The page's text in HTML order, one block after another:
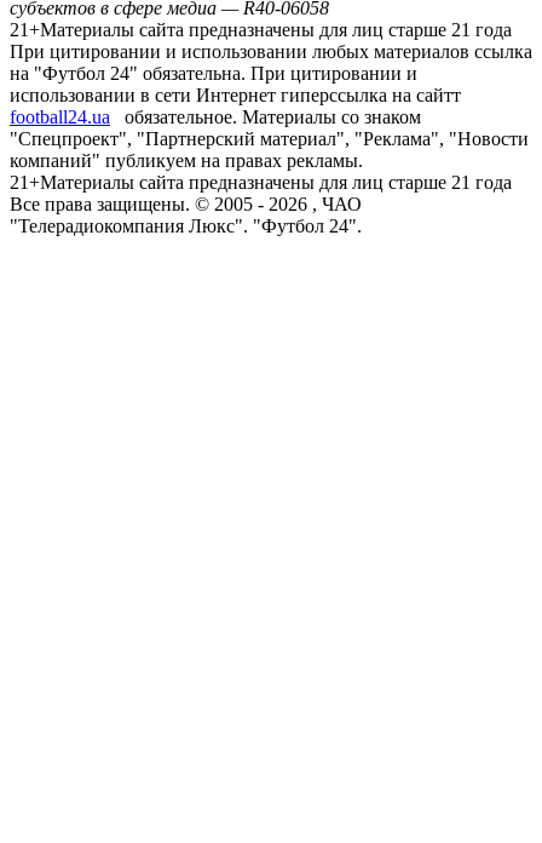
субъектов в сфере медиа — R40-06058
21+Материалы сайта предназначены для лиц старше 21 года
При цитировании и использовании любых материалов ссылка
на "Футбол 24" обязательна. При цитировании и
использовании в сети Интернет гиперссылка на сайтт
football24.ua
обязательное. Материалы со знаком
"Спецпроект", "Партнерский материал", "Реклама", "Новости
компаний" публикуем на правах рекламы.
21+Материалы сайта предназначены для лиц старше 21 года
Все права защищены. © 2005 - 2026 , ЧАО
"Телерадиокомпания Люкс". "Футбол 24".